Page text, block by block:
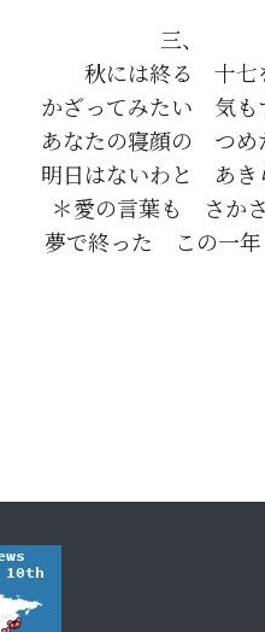
三、
秋には終る　十七
かざってみたい　気も
あなたの寝顔の　つめ
明日はないわと　あき
＊愛の言葉も　さか